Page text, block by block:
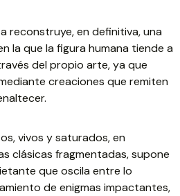
reconstruye, en definitiva, una
la que la figura humana tiende a
del propio arte, ya que
creaciones que remiten
vivos y saturados, en
clásicas fragmentadas, supone
que oscila entre lo
de enigmas impactantes,